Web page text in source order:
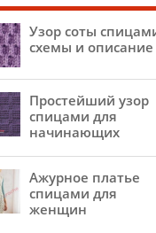
Узор соты
схемы и описание
Простейший узор
спицами для
начинающих
Ажурное платье
спицами для
женщин